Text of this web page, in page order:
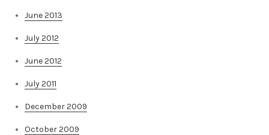
June 2013
July 2012
June 2012
July 2011
December 2009
October 2009